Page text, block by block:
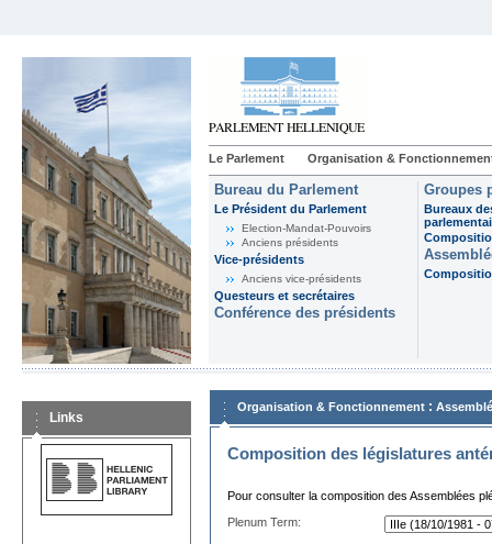
Le Parlement Organisation &
Bureau du Parlement
Le Président du Parlement
Election-Mandat-Pouvoirs
Anciens présidents
Vice-présidents
Anciens vice-présidents
Questeurs et secrétaires
Conférence des présidents
Groupes
Bureaux
Links
Organisation & Fonctionnement :
Composition des législatures
Pour consulter la composition des Assemblées
Plenum Term: